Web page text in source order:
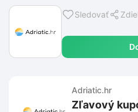
Sledovať
Adriatic.hr
Zľavový